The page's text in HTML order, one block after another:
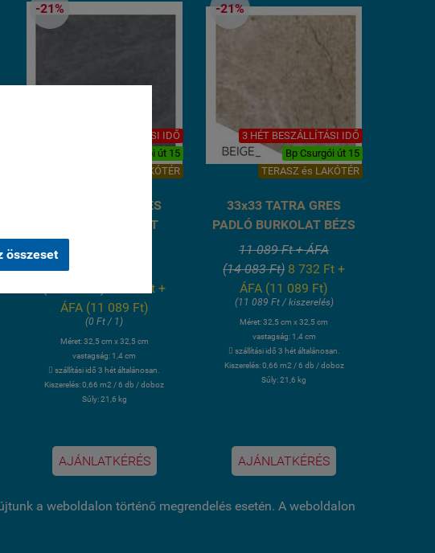
összeset
-21%
3 HÉT BESZÁLLÍTÁSI IDŐ
Bp Csurgói út 15
TERASZ és LAKÓTÉR
33x33 TATRA GRES
PADLÓ BURKOLAT
SZÉNSZÜRKE
11 089 Ft + ÁFA
8 732 Ft +
ÁFA (11 089 Ft)
(0 Ft / 1)
Méret: 32,5 cm x 32,5 cm
vastagság: 1,4 cm
 szállítási idő 3 hét általánosan.
Kiszerelés: 0,66 m2 / 6 db / doboz
Súly: 21,6 kg
AJÁNLATKÉRÉS
-21%
3 HÉT BESZÁLLÍTÁSI IDŐ
Bp Csurgói út 15
TERASZ és LAKÓTÉR
33x33 TATRA GRES
PADLÓ BURKOLAT BÉZS
11 089 Ft + ÁFA
(14 083 Ft) 8 732 Ft +
ÁFA (11 089 Ft)
(11 089 Ft / kiszerelés)
Méret: 32,5 cm x 32,5 cm
vastagság: 1,4 cm
 szállítási idő 3 hét általánosan.
Kiszerelés: 0,66 m2 / 6 db / doboz
Súly: 21,6 kg
AJÁNLATKÉRÉS
a weboldalon történő megrendelés esetén. A weboldalon